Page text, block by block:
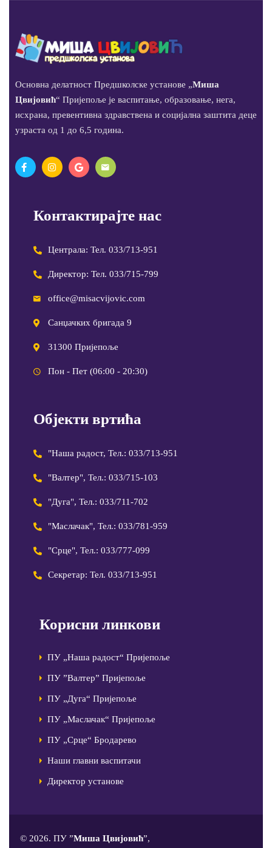
Основна делатност Предшколске установе „Миша
Цвијовић“ Пријепоље је васпитање, образовање, нега,
исхрана, превентивна здравствена и социјална заштита деце
узраста од 1 до 6,5 година.
Контактирајте нас
Централа: Тел. 033/713-951
Директор: Тел. 033/715-799
office@misacvijovic.com
Санџачких бригада 9
31300 Пријепоље
Пон - Пет (06:00 - 20:30)
Објекти вртића
"Наша радост, Тел.: 033/713-951
"Валтер", Тел.: 033/715-103
"Дуга", Тел.: 033/711-702
"Маслачак", Тел.: 033/781-959
"Срце", Тел.: 033/777-099
Секретар: Тел. 033/713-951
Корисни линкови
ПУ „Наша радост“ Пријепоље
ПУ ”Валтер” Пријепоље
ПУ „Дуга“ Пријепоље
ПУ „Маслачак“ Пријепоље
ПУ „Срце“ Бродарево
Наши главни васпитачи
Директор установе
© 2026. ПУ ”Миша Цвијовић”,